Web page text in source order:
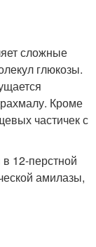
сложные
глюкозы.
Кроме
частичек с
12-перстной
амилазы,